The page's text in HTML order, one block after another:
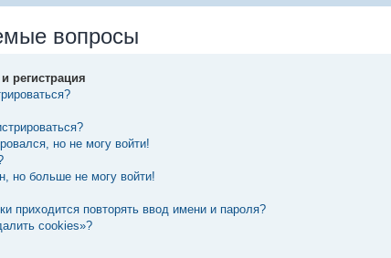
вопросы
регистрация
но не могу войти!
но больше не могу войти!
приходится повторять ввод имени и пароля?
cookies»?